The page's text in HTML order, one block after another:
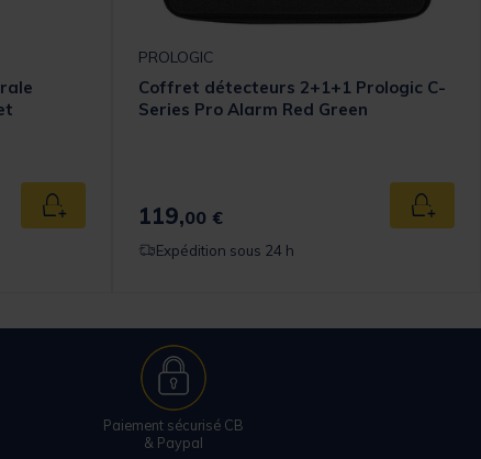
Ajouter au panier
PROLOGIC
Coffret détecteurs 2+1+1 Prologic C-
Series Pro Alarm Red Green
119,00 € Ajouter
Expédition sous 24 h
Paiement sécurisé CB
& Paypal